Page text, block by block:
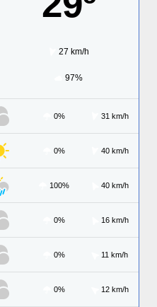
27 km/h
97%
0% 31 km/h
0% 40 km/h
100% 40 km/h
0% 16 km/h
0% 11 km/h
0% 12 km/h